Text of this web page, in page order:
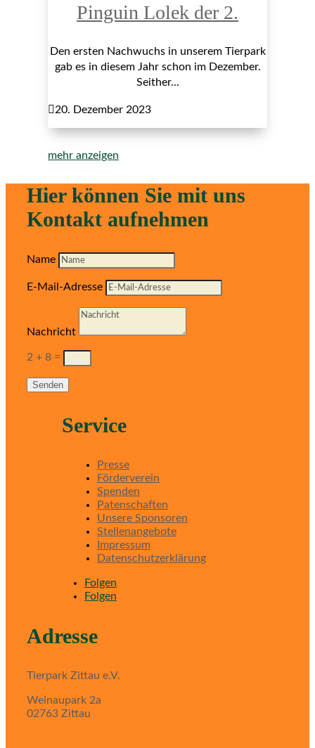
Pinguin Lolek der 2.
Den ersten Nachwuchs in unserem Tierpark
gab es in diesem Jahr schon im Dezember.
Seither...
20. Dezember 2023
mehr anzeigen
Hier können Sie mit uns
Kontakt aufnehmen
Name
E-Mail-Adresse
Nachricht
2 + 8 =
Senden
Service
Presse
Förderverein
Spenden
Patenschaften
Unsere Sponsoren
Stellenangebote
Impressum
Datenschutzerklärung
Folgen
Folgen
Adresse
Tierpark Zittau e.V.
Weinaupark 2a
02763 Zittau